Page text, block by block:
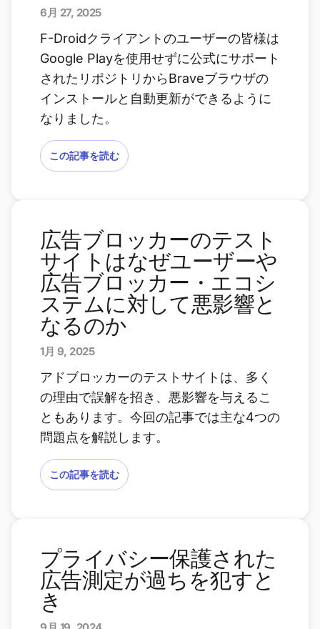
6月 27, 2025
F-Droidクライアントのユーザーの皆様は
Google Playを使用せずに公式にサポート
されたリポジトリからBraveブラウザの
インストールと自動更新ができるように
なりました。
この記事を読む
広告ブロッカーのテスト
サイトはなぜユーザーや
広告ブロッカー・エコシ
ステムに対して悪影響と
なるのか
1月 9, 2025
アドブロッカーのテストサイトは、多く
の理由で誤解を招き、悪影響を与えるこ
ともあります。今回の記事では主な4つの
問題点を解説します。
この記事を読む
プライバシー保護された
広告測定が過ちを犯すと
き